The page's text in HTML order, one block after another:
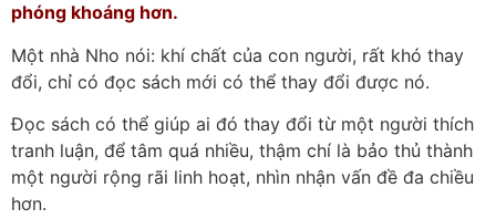
phóng khoáng hơn.
Một nhà Nho nói: khí chất của con người, rất khó thay
đổi, chỉ có đọc sách mới có thể thay đổi được nó.
Đọc sách có thể giúp ai đó thay đổi từ một người thích
tranh luận, để tâm quá nhiều, thậm chí là bảo thủ thành
một người rộng rãi linh hoạt, nhìn nhận vấn đề đa chiều
hơn.